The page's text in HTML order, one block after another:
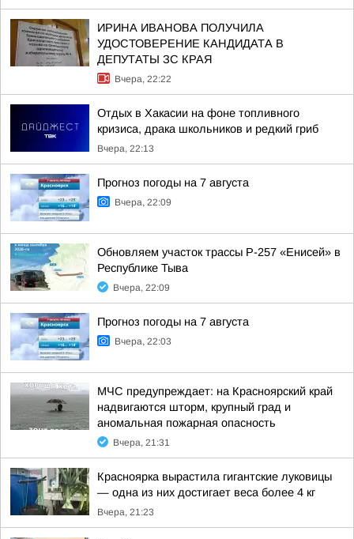
ИРИНА ИВАНОВА ПОЛУЧИЛА
УДОСТОВЕРЕНИЕ КАНДИДАТА В
ДЕПУТАТЫ ЗС КРАЯ
Вчера, 22:22
Отдых в Хакасии на фоне топливного
кризиса, драка школьников и редкий гриб
Вчера, 22:13
Прогноз погоды на 7 августа
Вчера, 22:09
Обновляем участок трассы Р-257 «Енисей» в
Республике Тыва
Вчера, 22:09
Прогноз погоды на 7 августа
Вчера, 22:03
МЧС предупреждает: на Красноярский край
надвигаются шторм, крупный град и
аномальная пожарная опасность
Вчера, 21:31
Красноярка вырастила гигантские луковицы
— одна из них достигает веса более 4 кг
Вчера, 21:23